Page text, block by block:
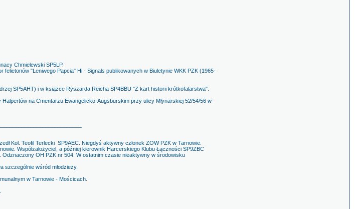
Chmielewski SP5LP.
felietonów "Leniwego Papcia" Hi - Signals publikowanych w Biuletynie WKK PZK (1965-
SP5AHT) i w książce Ryszarda Reicha SP4BBU "Z kart historii krótkofalarstwa".
na Cmentarzu Ewangelicko-Augsburskim przy ulicy Młynarskiej 52/54/56 w
Kol. Teofil Terlecki SP9AEC. Niegdyś aktywny członek ZOW PZK w Tarnowie.
Współzałożyciel, a później kierownik Harcerskiego Klubu Łączności SP9ZBC
Odznaczony OH PZK nr 504. W ostatnim czasie nieaktywny w środowisku
szczególnie wśród młodzieży.
w Tarnowie - Mościcach.